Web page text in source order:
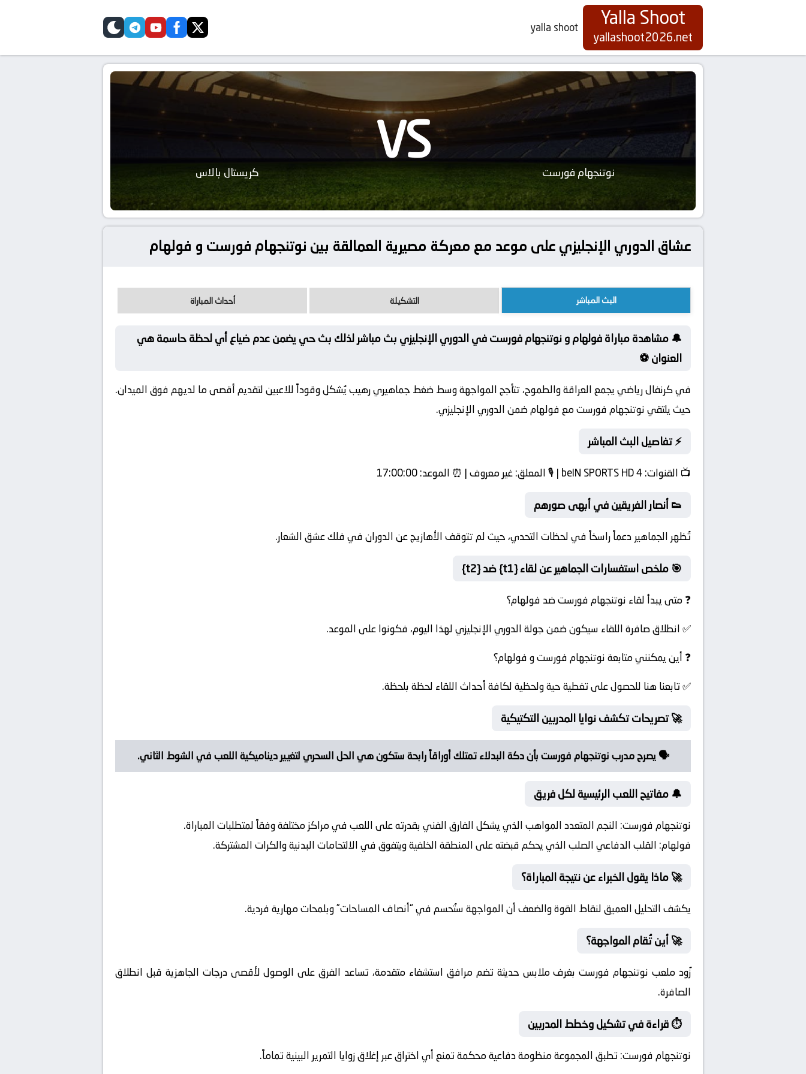
Yalla Shoot
yallashoot2026.net
yalla shoot
twitter
facebook
youtube
telegram
skin
نوتنجهام فورست VS كريستال بالاس
عشاق الدوري الإنجليزي على موعد مع معركة مصيرية العمالقة بين نوتنجهام فورست و فولهام
البث المباشر التشكيلة أحداث المباراة
🔔 مشاهدة مباراة فولهام و نوتنجهام فورست في الدوري الإنجليزي بث مباشر لذلك بث حي يضمن عدم ضياع أي لحظة حاسمة هي
العنوان ⚽
في كرنفال رياضي يجمع العراقة والطموح، تتأجج المواجهة وسط ضغط جماهيري رهيب يُشكل وقوداً للاعبين لتقديم أقصى ما لديهم فوق الميدان.
حيث يلتقي نوتنجهام فورست مع فولهام ضمن الدوري الإنجليزي.
⚡ تفاصيل البث المباشر
📺 القنوات: المعلق:غير معروف | ⏰ الموعد:
👟 أنصار الفريقين في أبهى صورهم
تُظهر الجماهير دعماً راسخاً في لحظات التحدي، حيث لم تتوقف الأهازيج عن الدوران في فلك عشق الشعار.
🎯 ملخص استفسارات الجماهير عن لقاء {t1} ضد {t2}
❓ متى يبدأ لقاء نوتنجهام فورست ضد فولهام؟
✅ انطلاق صافرة اللقاء سيكون ضمن جولة الدوري الإنجليزي لهذا اليوم، فكونوا على الموعد.
❓ أين يمكنني متابعة نوتنجهام فورست و فولهام؟
✅ تابعنا هنا للحصول على تغطية حية ولحظية لكافة أحداث اللقاء لحظة بلحظة.
🚀 تصريحات تكشف نوايا المدربين التكتيكية
🗣️ يصرح مدرب نوتنجهام فورست بأن دكة البدلاء تمتلك أوراقاً رابحة ستكون هي الحل السحري لتغيير ديناميكية اللعب في الشوط الثاني.
🔔 مفاتيح اللعب الرئيسية لكل فريق
نوتنجهام فورست: النجم المتعدد المواهب الذي يشكل الفارق الفني بقدرته على اللعب في مراكز مختلفة وفقاً لمتطلبات المباراة.
فولهام: القلب الدفاعي الصلب الذي يحكم قبضته على المنطقة الخلفية ويتفوق في الالتحامات البدنية والكرات المشتركة.
🚀 ماذا يقول الخبراء عن نتيجة المباراة؟
يكشف التحليل العميق لنقاط القوة والضعف أن المواجهة ستُحسم في “أنصاف المساحات” وبلمحات مهارية فردية.
🚀 أين تُقام المواجهة؟
زُود ملعب نوتنجهام فورست بغرف ملابس حديثة تضم مرافق استشفاء متقدمة، تساعد الفرق على الوصول لأقصى درجات الجاهزية قبل انطلاق
الصافرة.
⏱️ قراءة في تشكيل وخطط المدربين
نوتنجهام فورست:تطبق المجموعة منظومة دفاعية محكمة تمنع أي اختراق عبر إغلاق زوايا التمرير البينية تماماً.